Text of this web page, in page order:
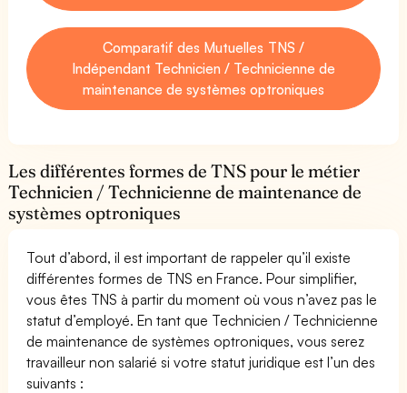
Comparatif des Mutuelles TNS /
Indépendant Technicien / Technicienne de
maintenance de systèmes optroniques
Les différentes formes de TNS pour le métier
Technicien / Technicienne de maintenance de
systèmes optroniques
Tout d’abord, il est important de rappeler qu’il existe
différentes formes de TNS en France. Pour simplifier,
vous êtes TNS à partir du moment où vous n’avez pas le
statut d’employé. En tant que Technicien / Technicienne
de maintenance de systèmes optroniques, vous serez
travailleur non salarié si votre statut juridique est l’un des
suivants :